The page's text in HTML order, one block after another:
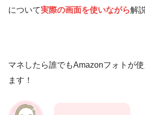
について実際の画面を使いながら解
マネしたら誰でもAmazonフォトが
ます！